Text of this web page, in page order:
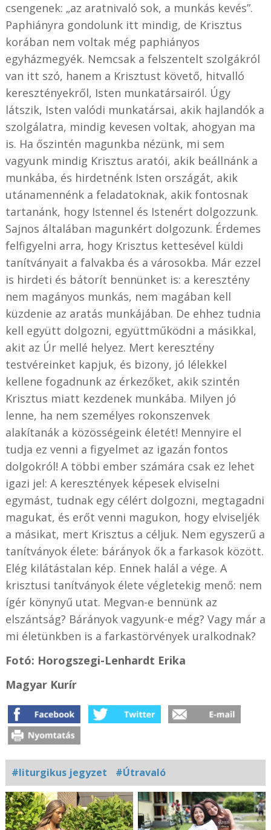
csengenek: „az aratnivaló sok, a munkás kevés”.
Paphiányra gondolunk itt mindig, de Krisztus
korában nem voltak még paphiányos
egyházmegyék. Nemcsak a felszentelt szolgákról
van itt szó, hanem a Krisztust követő, hitvalló
keresztényekről, Isten munkatársairól. Úgy
látszik, Isten valódi munkatársai, akik hajlandók a
szolgálatra, mindig kevesen voltak, ahogyan ma
is. Ha őszintén magunkba nézünk, mi sem
vagyunk mindig Krisztus aratói, akik beállnánk a
munkába, és hirdetnénk Isten országát, akik
utánamennénk a feladatoknak, akik fontosnak
tartanánk, hogy Istennel és Istenért dolgozzunk.
Sajnos általában magunkért dolgozunk. Érdemes
felfigyelni arra, hogy Krisztus kettesével küldi
tanítványait a falvakba és a városokba. Már ezzel
is hirdeti és bátorít bennünket is: a keresztény
nem magányos munkás, nem magában kell
küzdenie az aratás munkájában. De ehhez tudnia
kell együtt dolgozni, együttműködni a másikkal,
akit az Úr mellé helyez. Mert keresztény
testvéreinket kapjuk, és bizony, jó lélekkel
kellene fogadnunk az érkezőket, akik szintén
Krisztus miatt kezdenek munkába. Milyen jó
lenne, ha nem személyes rokonszenvek
alakítanák a közösségeink életét! Mennyire el
tudja ez venni a figyelmet az igazán fontos
dolgokról! A többi ember számára csak ez lehet
igazi jel: A keresztények képesek elviselni
egymást, tudnak egy célért dolgozni, megtagadni
magukat, és erőt venni magukon, hogy elviseljék
a másikat, mert Krisztus a céljuk. Nem egyszerű a
tanítványok élete: bárányok ők a farkasok között.
Elég kilátástalan kép. Ennek halál a vége. A
krisztusi tanítványok élete végletekig menő: nem
ígér könynyű utat. Megvan-e bennünk az
elszántság? Bárányok vagyunk-e még? Vagy már a
mi életünkben is a farkastörvények uralkodnak?
Fotó: Horogszegi-Lenhardt Erika
Magyar Kurír
#liturgikus jegyzet #Útravaló
Kapcsolódó
fotógaléria